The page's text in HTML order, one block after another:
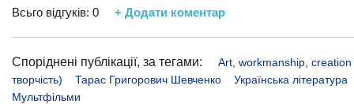
Всьго відгуків: 0 + Додати коментар
Споріднені публікації, за тегами:
Art, workmanship, creation
творчість)
Тарас Григорович Шевченко
Українська література
Мультфільми